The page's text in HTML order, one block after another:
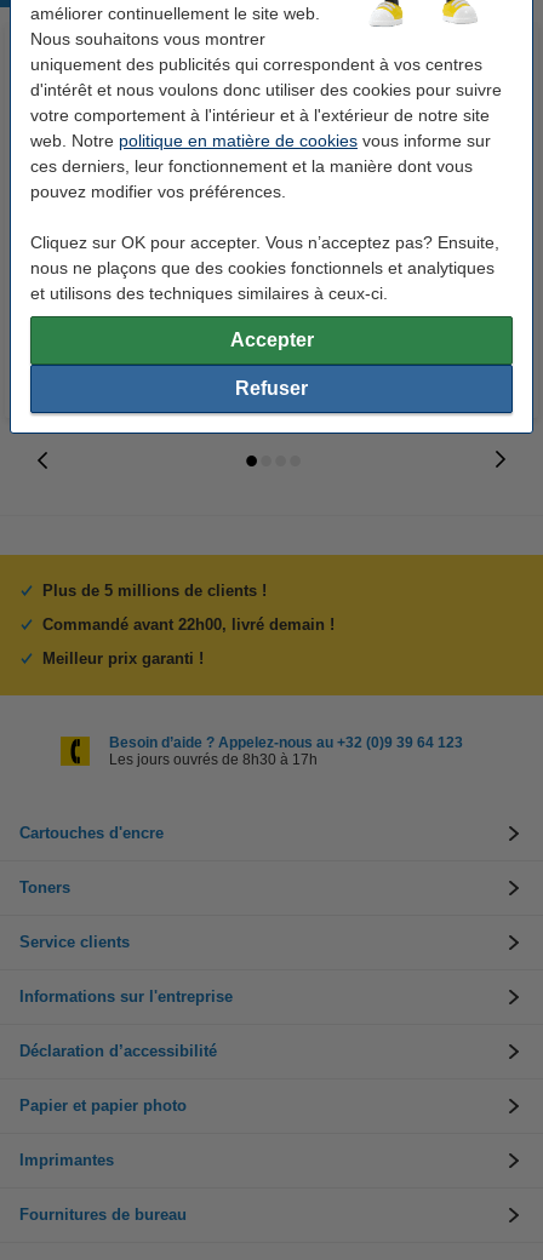
améliorer continuellement le site web.
Nous souhaitons vous montrer
uniquement des publicités qui correspondent à vos centres
d'intérêt et nous voulons donc utiliser des cookies pour suivre
votre comportement à l'intérieur et à l'extérieur de notre site
web. Notre politique en matière de cookies vous informe sur
ces derniers, leur fonctionnement et la manière dont vous
pouvez modifier vos préférences.
Cliquez sur OK pour accepter. Vous n’acceptez pas? Ensuite,
nous ne plaçons que des cookies fonctionnels et analytiques
et utilisons des techniques similaires à ceux-ci.
Accepter
Refuser
pour tableau blanc écologiques
(rond 1 - 3 mm) -
noir/rouge/bleu/vert
7,50 € Inclus : 21% de TVA
59A (CF259A) duopack de
toners - noir
255,00 €
Plus de 5 millions de clients !
Commandé avant 22h00, livré demain !
Meilleur prix garanti !
Besoin d’aide ? Appelez-nous au +32 (0)9 39 64 123
Les jours ouvrés de 8h30 à 17h
Cartouches d'encre
Toners
Service clients
Informations sur l'entreprise
Déclaration d’accessibilité
Papier et papier photo
Imprimantes
Fournitures de bureau